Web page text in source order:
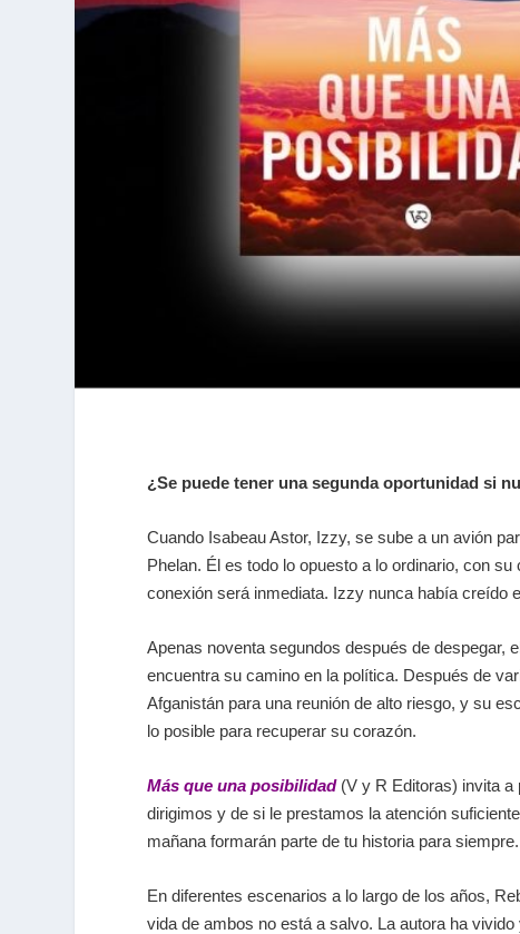
¿Se puede tener una segunda oportunidad si
Cuando Isabeau Astor, Izzy, se sube a un avión
Phelan. Él es todo lo opuesto a lo ordinario, con
conexión será inmediata. Izzy nunca había creído
Apenas noventa segundos después de despegar,
encuentra su camino en la política. Después de
Afganistán para una reunión de alto riesgo, y su
lo posible para recuperar su corazón.
Más que una posibilidad(V y R Editoras) invita a
dirigimos y de si le prestamos la atención
mañana formarán parte de tu historia para siempre.
En diferentes escenarios a lo largo de los años,
vida de ambos no está a salvo. La autora ha